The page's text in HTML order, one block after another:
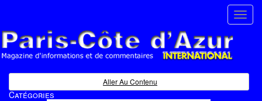
Magazine d'informations et de commentaires
Aller Au Contenu
Catégories